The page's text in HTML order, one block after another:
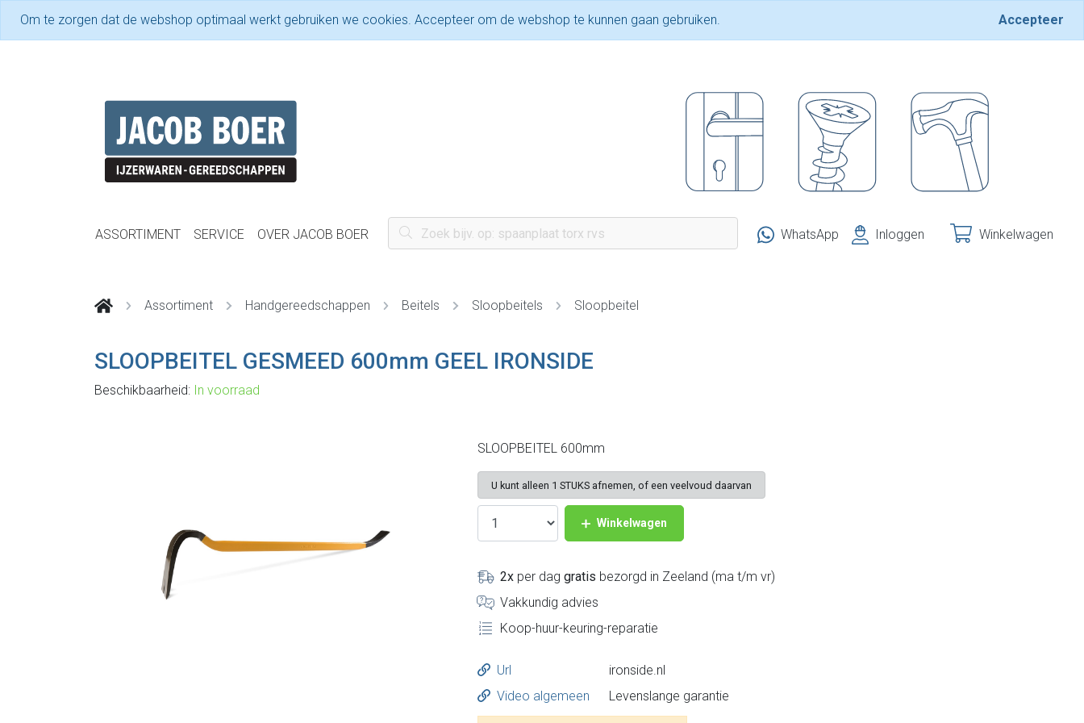
Om te zorgen dat de webshop optimaal werkt gebruiken we cookies. Accepteer om de webshop te kunnen gaan gebruiken. Accepteer
ASSORTIMENT SERVICE OVER JACOB BOER WhatsApp Inloggen Winkelwagen
Assortiment Handgereedschappen Beitels Sloopbeitels Sloopbeitel
SLOOPBEITEL GESMEED 600mm GEEL IRONSIDE
Beschikbaarheid: In voorraad
SLOOPBEITEL 600mm
U kunt alleen 1 STUKS afnemen, of een veelvoud daarvan
Winkelwagen
2x per dag gratis bezorgd in Zeeland (ma t/m vr)
Vakkundig advies
Koop-huur-keuring-reparatie
Url
ironside.nl
Video algemeen
Levenslange garantie